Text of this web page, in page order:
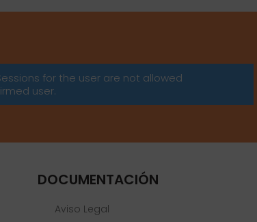
for the user are not allowed
user.
DOCUMENTACIÓN
Aviso Legal